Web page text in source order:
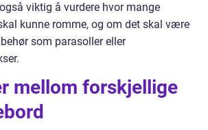
viktig å vurdere hvor mange
kunne romme, og om det skal være
som parasoller eller
mellom forskjellige